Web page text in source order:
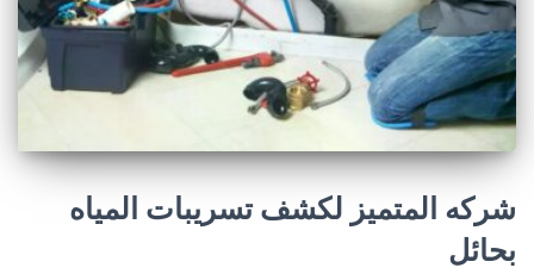
شركه المتميز لكشف تسريبات المياه
بحائل